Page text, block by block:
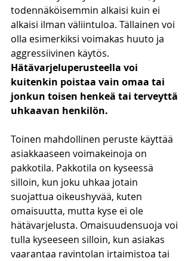
todennäköisemmin alkaisi kuin ei
alkaisi ilman väliintuloa. Tällainen voi
olla esimerkiksi voimakas huuto ja
aggressiivinen käytös.
Hätävarjeluperusteella voi
kuitenkin poistaa vain omaa tai
jonkun toisen henkeä tai terveyttä
uhkaavan henkilön.
Toinen mahdollinen peruste käyttää
asiakkaaseen voimakeinoja on
pakkotila. Pakkotila on kyseessä
silloin, kun joku uhkaa jotain
suojattua oikeushyvää, kuten
omaisuutta, mutta kyse ei ole
hätävarjelusta. Omaisuudensuoja voi
tulla kyseeseen silloin, kun asiakas
vaarantaa ravintolan irtaimistoa tai